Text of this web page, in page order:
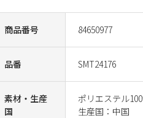
商品番号 84650977
品番 SMT24176
素材・生産
国
ポリエステル
生産国：中国